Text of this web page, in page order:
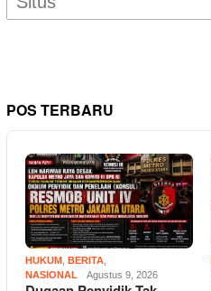
POS TERBARU
HUKUM BERITA
NASIONAL
Agustus 9, 2026